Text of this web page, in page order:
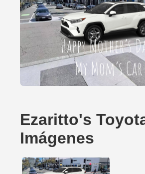
Ezaritto's
Imágenes